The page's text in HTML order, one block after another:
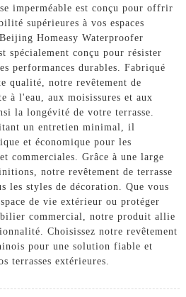
imperméable est conçu pour offrir
supérieures à vos espaces
Homeasy Waterproofer
spécialement conçu pour résister
performances durables. Fabriqué
qualité, notre revêtement de
à l'eau, aux moisissures et aux
la longévité de votre terrasse.
un entretien minimal, il
et économique pour les
commerciales. Grâce à une large
notre revêtement de terrasse
les styles de décoration. Que vous
de vie extérieur ou protéger
commercial, notre produit allie
Choisissez notre revêtement
pour une solution fiable et
terrasses extérieures.